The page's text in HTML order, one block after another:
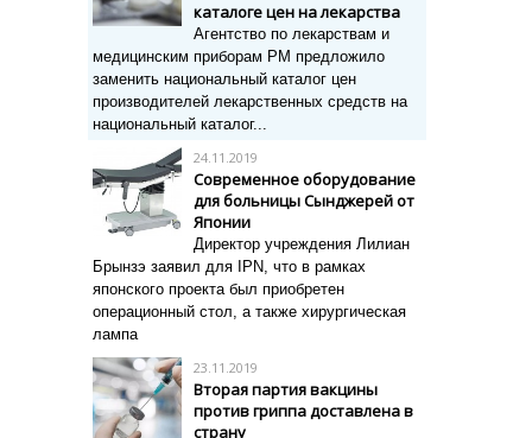
каталоге цен на лекарства
Агентство по лекарствам и
медицинским приборам РМ предложило
заменить национальный каталог цен
производителей лекарственных средств на
национальный каталог...
24.11.2019
Современное оборудование
для больницы Сынджерей от
Японии
Директор учреждения Лилиан
Брынзэ заявил для IPN, что в рамках
японского проекта был приобретен
операционный стол, а также хирургическая
лампа
23.11.2019
Вторая партия вакцины
против гриппа доставлена в
страну